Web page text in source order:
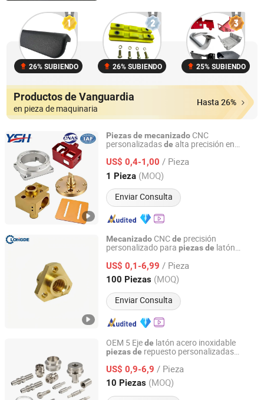
26% SUBIENDO 26% SUBIENDO 25% SUBIENDO
Productos de Vanguardia
en pieza de maquinaria
Hasta 26%
Piezasde mecanizado CNC
personalizadasde alta precisión en
repuesto,piezas deprecisión,
para drones, piezas
la industria aeroespacial
US$ 0,4-1,00 / Pieza
1 Pieza (MOQ)
Enviar Consulta
Suzhou Yishihan Electromechanical Technology Co., Ltd.
Jiangsu, China Desde 2024
Mecanizado CNCde precisión
personalizado para piezasde latón
US$ 0,1-6,99 / Pieza
100 Piezas (MOQ)
Enviar Consulta
Tianjin Longde Precision Engineering Co., Ltd.
Tianjin, China Desde 2021
OEM 5 Ejede latón acero inoxidable
piezasde repuesto personalizadas
US$ 0,9-6,9 / Pieza
10 Piezas (MOQ)
Shenzhen Honvision Precision Technology Co., Ltd.
Guangdong, China Desde 2021